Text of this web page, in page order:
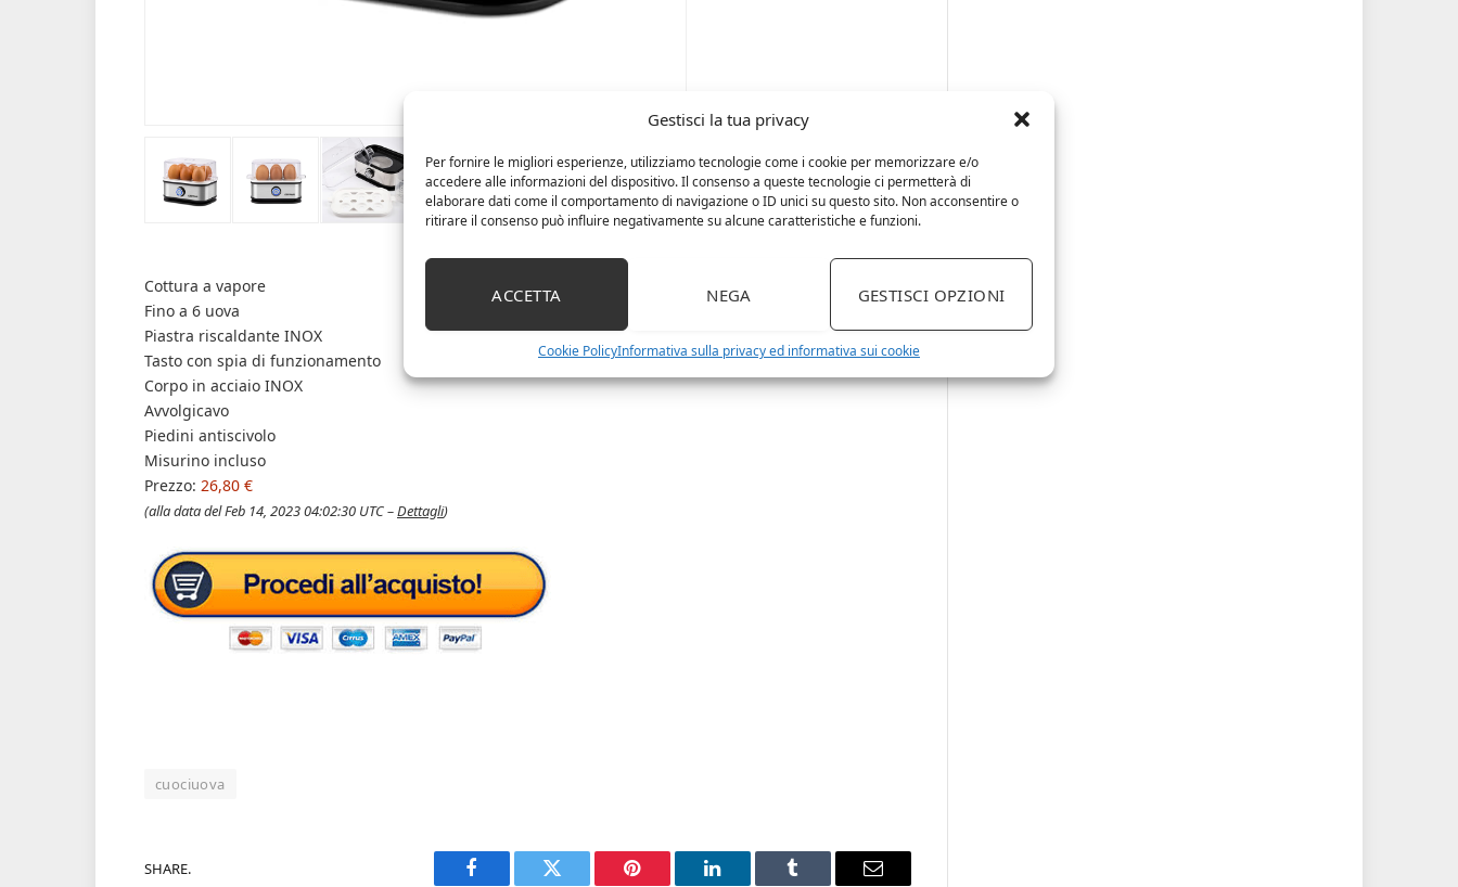
Gestisci la tua privacy
Per fornire le migliori esperienze, utilizziamo tecnologie come i cookie per memorizzare e/o
accedere alle informazioni del dispositivo. Il consenso a queste tecnologie ci permetterà di
elaborare dati come il comportamento di navigazione o ID unici su questo sito. Non acconsentire o
ritirare il consenso può influire negativamente su alcune caratteristiche e funzioni.
ACCETTA NEGA GESTISCI OPZIONI
Cookie PolicyInformativa sulla privacy ed informativa sui cookie
Cottura a vapore
Fino a 6 uova
Piastra riscaldante INOX
Tasto con spia di funzionamento
Corpo in acciaio INOX
Avvolgicavo
Piedini antiscivolo
Misurino incluso
Prezzo: 26,80 €
(alla data del Feb 14, 2023 04:02:30 UTC –Dettagli)
cuociuova
SHARE.